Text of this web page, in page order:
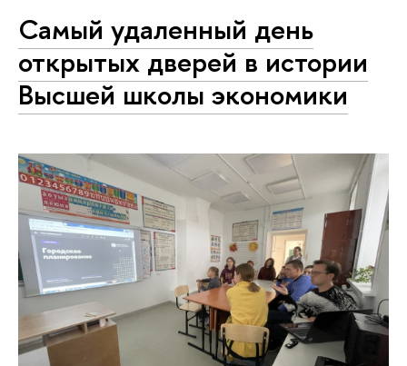
Самый удаленный день
открытых дверей в истории
Высшей школы экономики